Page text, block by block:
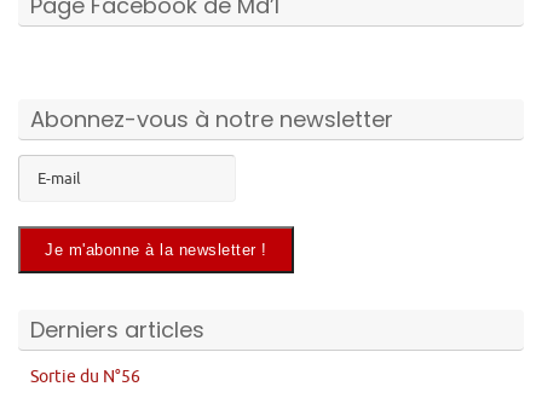
Abonnez-vous à notre newsletter
Derniers articles
Sortie du N°56